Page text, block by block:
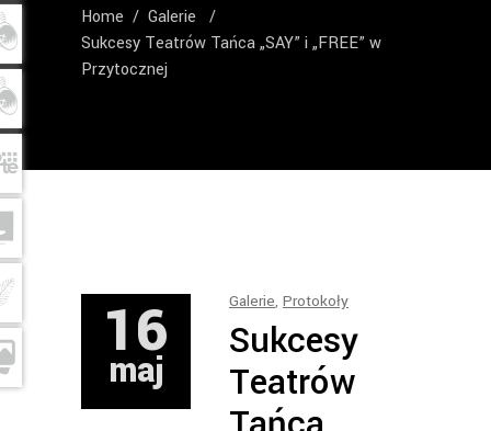
Home / Galerie
/
Sukcesy Teatrów Tańca „SAY” i „FREE” w
Przytocznej
16
maj
Galerie, Protokoły
Sukcesy
Teatrów